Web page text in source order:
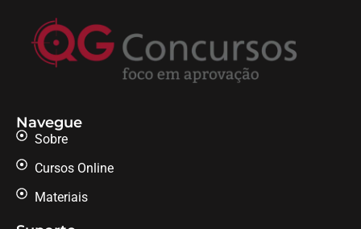
Navegue
Sobre
Cursos Online
Materiais